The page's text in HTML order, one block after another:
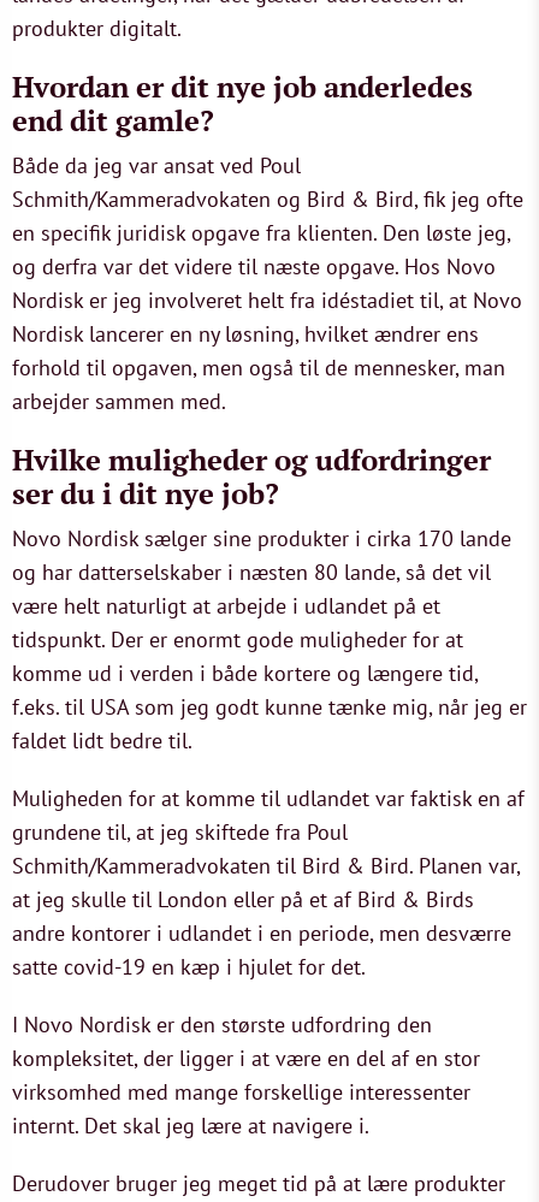
produkter digitalt.
Hvordan er dit nye job anderledes
end dit gamle?
Både da jeg var ansat ved Poul
Schmith/Kammeradvokaten og Bird & Bird, fik jeg ofte
en specifik juridisk opgave fra klienten. Den løste jeg,
og derfra var det videre til næste opgave. Hos Novo
Nordisk er jeg involveret helt fra idéstadiet til, at Novo
Nordisk lancerer en ny løsning, hvilket ændrer ens
forhold til opgaven, men også til de mennesker, man
arbejder sammen med.
Hvilke muligheder og udfordringer
ser du i dit nye job?
Novo Nordisk sælger sine produkter i cirka 170 lande
og har datterselskaber i næsten 80 lande, så det vil
være helt naturligt at arbejde i udlandet på et
tidspunkt. Der er enormt gode muligheder for at
komme ud i verden i både kortere og længere tid,
f.eks. til USA som jeg godt kunne tænke mig, når jeg er
faldet lidt bedre til.
Muligheden for at komme til udlandet var faktisk en af
grundene til, at jeg skiftede fra Poul
Schmith/Kammeradvokaten til Bird & Bird. Planen var,
at jeg skulle til London eller på et af Bird & Birds
andre kontorer i udlandet i en periode, men desværre
satte covid-19 en kæp i hjulet for det.
I Novo Nordisk er den største udfordring den
kompleksitet, der ligger i at være en del af en stor
virksomhed med mange forskellige interessenter
internt. Det skal jeg lære at navigere i.
Derudover bruger jeg meget tid på at lære produkter